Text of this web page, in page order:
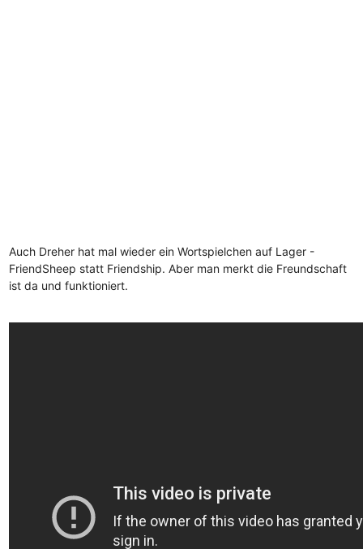
Auch Dreher hat mal wieder ein Wortspielchen auf Lager -
FriendSheep statt Friendship. Aber man merkt die Freundschaft
ist da und funktioniert.